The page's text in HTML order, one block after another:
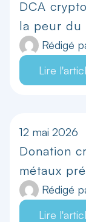
DCA
la peur du
Rédigé
Lire
12 mai 2026
Donation
métaux
Rédigé
Lire